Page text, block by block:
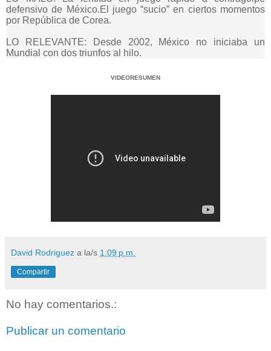
defensivo de México.El juego “sucio” en ciertos momentos
por República de Corea.
LO RELEVANTE: Desde 2002, México no iniciaba un
Mundial con dos triunfos al hilo.
VIDEORESUMEN
David Rodriguez a la/s 1:09 p.m.
Compartir
No hay comentarios.:
Publicar un comentario